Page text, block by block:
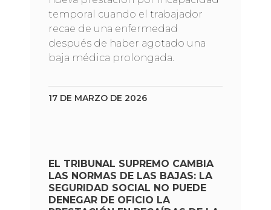
temporal cuando el trabajador
recae de una enfermedad
después de haber agotado una
baja médica prolongada.
17 DE MARZO DE 2026
EL TRIBUNAL SUPREMO CAMBIA
LAS NORMAS DE LAS BAJAS: LA
SEGURIDAD SOCIAL NO PUEDE
DENEGAR DE OFICIO LA